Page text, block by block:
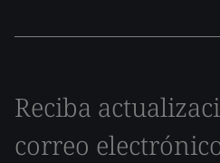
Reciba
correo